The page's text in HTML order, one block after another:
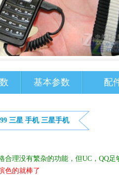
基本参数 配
三星 手机 三星手机
理没有繁杂的功能，但UC，QQ足
色的就棒了